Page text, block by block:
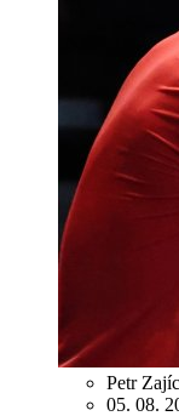
Petr Zajíc
05. 08.